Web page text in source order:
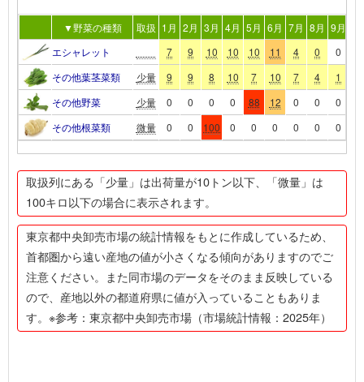
▼野菜の種類 取扱 1月 2月 3月 4月 5月 6月 7月 8月 9月
エシャレット
7 9 10 10 10 11 4 0 0
その他葉茎菜類
少量 9 9 8 10 7 10 7 4 1
その他野菜
少量 0 0 0 0 88 12 0 0 0
その他根菜類
微量 0 0 100 0 0 0 0 0 0
取扱列にある「少量」は出荷量が10トン以下、「微量」は
100キロ以下の場合に表示されます。
東京都中央卸売市場の統計情報をもとに作成しているため、
首都圏から遠い産地の値が小さくなる傾向がありますのでご
注意ください。また同市場のデータをそのまま反映している
ので、産地以外の都道府県に値が入っていることもありま
す。※参考：東京都中央卸売市場（市場統計情報：2025年）